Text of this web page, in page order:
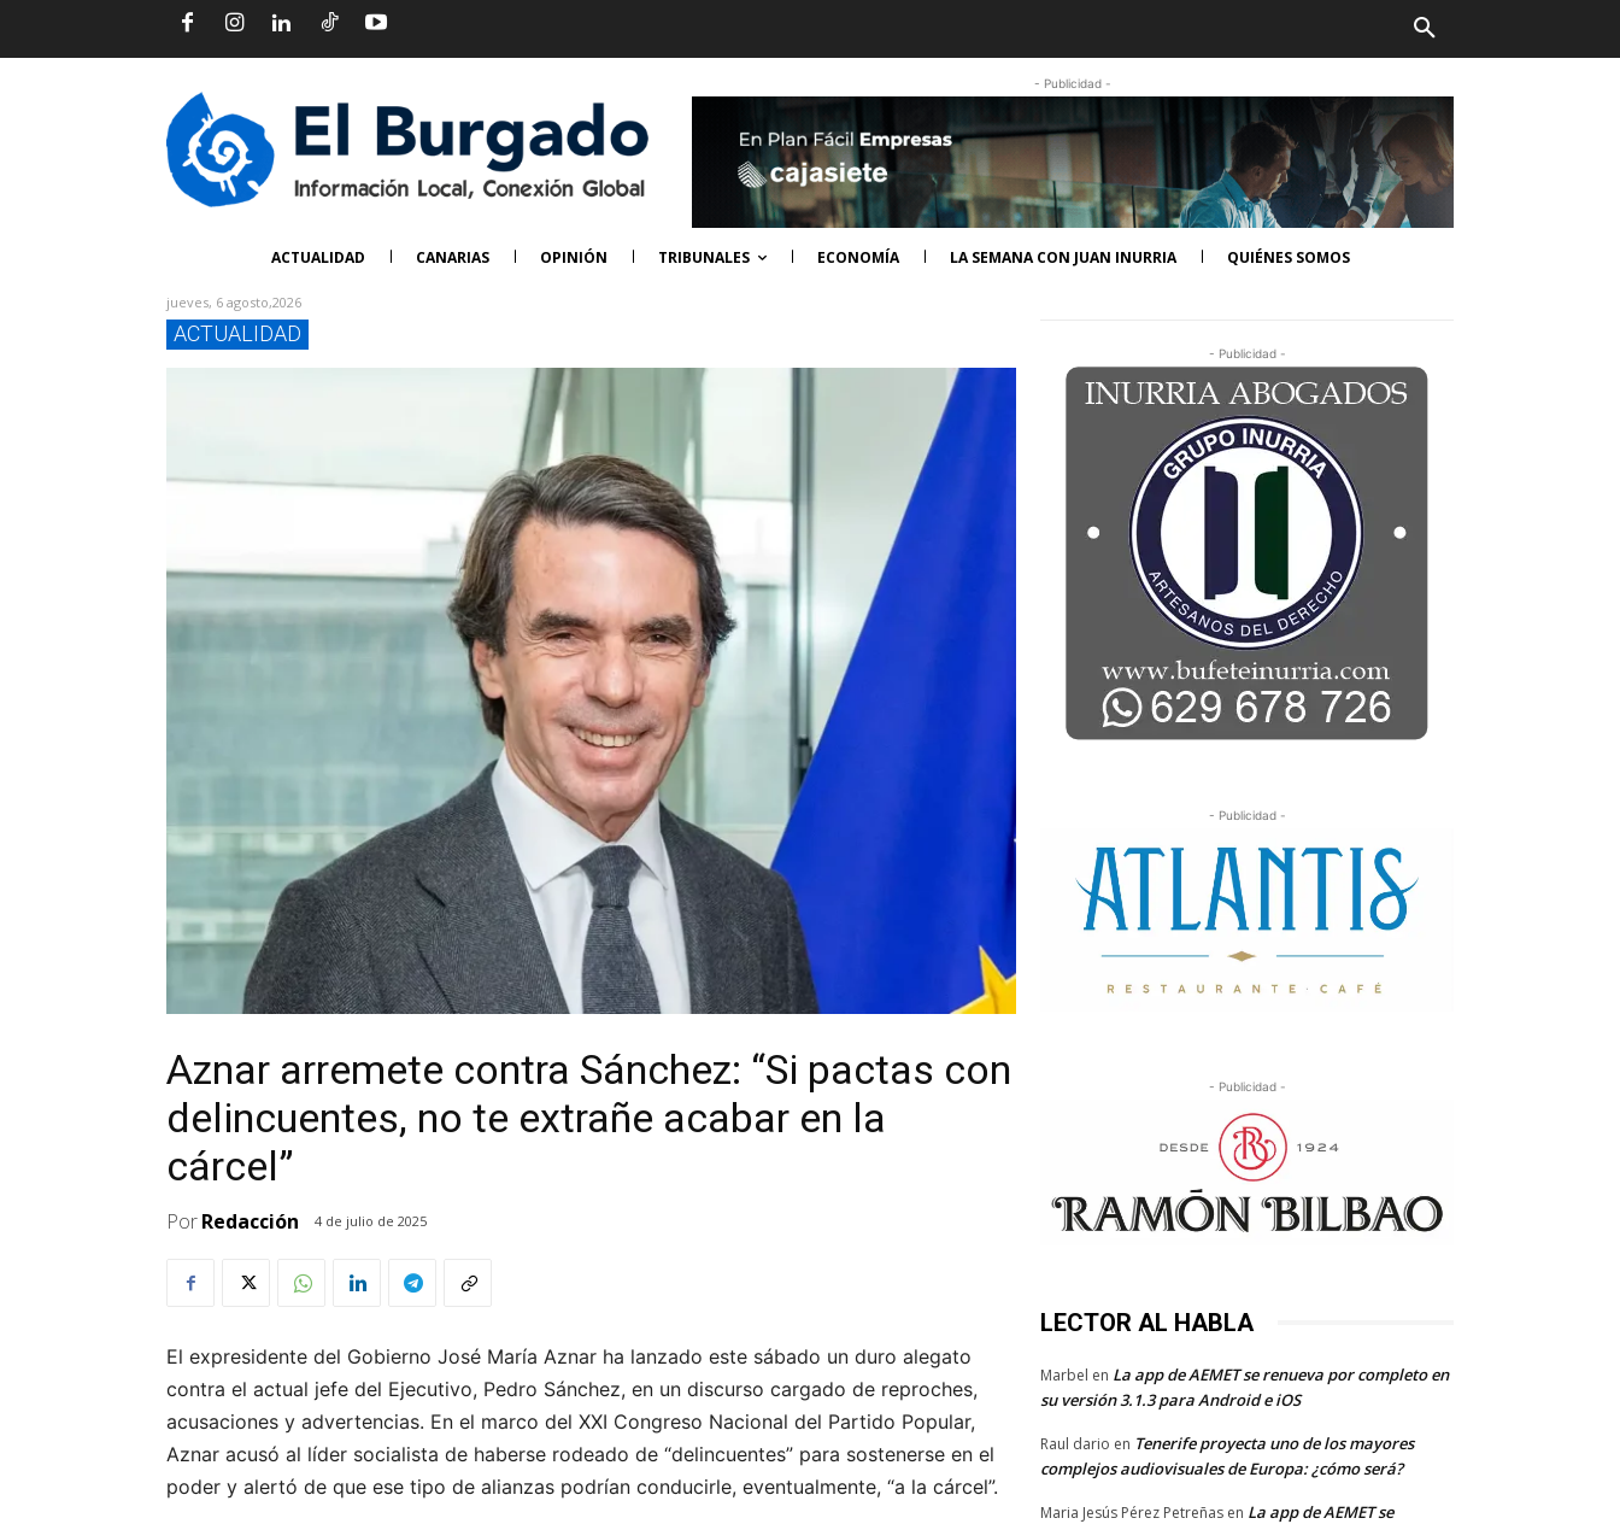
- Publicidad -
ACTUALIDAD CANARIAS OPINIÓN TRIBUNALES ECONOMÍA LA SEMANA CON JUAN INURRIA QUIÉNES SOMOS
jueves, 6 agosto,2026
ACTUALIDAD
Aznar arremete contra Sánchez: “Si pactas con
delincuentes, no te extrañe acabar en la
cárcel”
PorRedacción 4 de julio de 2025
El expresidente del Gobierno José María Aznar ha lanzado este sábado un duro alegato
contra el actual jefe del Ejecutivo, Pedro Sánchez, en un discurso cargado de reproches,
acusaciones y advertencias. En el marco del XXI Congreso Nacional del Partido Popular,
Aznar acusó al líder socialista de haberse rodeado de “delincuentes” para sostenerse en el
poder y alertó de que ese tipo de alianzas podrían conducirle, eventualmente, “a la cárcel”.
- Publicidad -
- Publicidad -
- Publicidad -
LECTOR AL HABLA
Marbel en La app de AEMET se renueva por completo en
su versión 3.1.3 para Android e iOS
Raul dario en Tenerife proyecta uno de los mayores
complejos audiovisuales de Europa: ¿cómo será?
Maria Jesús Pérez Petreñas en La app de AEMET se